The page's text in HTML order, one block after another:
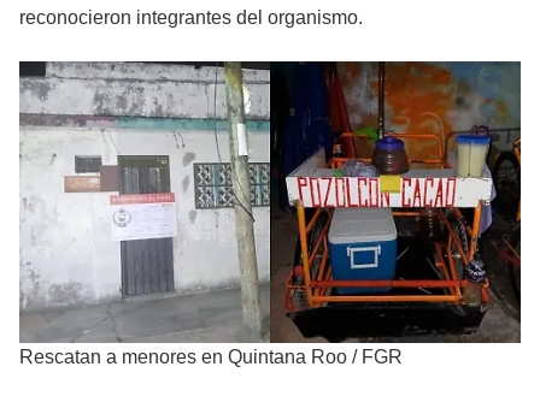
reconocieron integrantes del organismo.
Rescatan a menores en Quintana Roo / FGR